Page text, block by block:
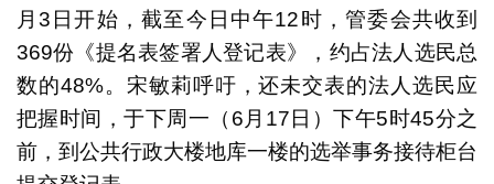
月3日开始，截至今日中午12时，管委会共收到
369份《提名表签署人登记表》，约占法人选民总
数的48%。宋敏莉呼吁，还未交表的法人选民应
把握时间，于下周一（6月17日）下午5时45分之
前，到公共行政大楼地库一楼的选举事务接待柜台